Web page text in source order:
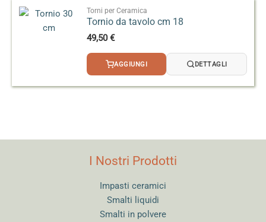
3,20 €
Torni per Ceramica
Tornio da tavolo cm 18
49,50€
AGGIUNGI DETTAGLI
I Nostri Prodotti
Impasti ceramici
Smalti liquidi
Smalti in polvere